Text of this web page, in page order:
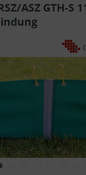
ASZ GTH-S